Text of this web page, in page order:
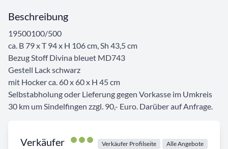
Verkäufer Verkäufer Profilseite Alle Angebote
Beschreibung
19500100/500
ca. B 79 x T 94 x H 106 cm, Sh 43,5 cm
Bezug Stoff Divina bleuet MD743
Gestell Lack schwarz
mit Hocker ca. 60 x 60 x H 45 cm
Selbstabholung oder Lieferung gegen Vorkasse im Umkreis
30 km um Sindelfingen zzgl. 90,- Euro. Darüber auf Anfrage.